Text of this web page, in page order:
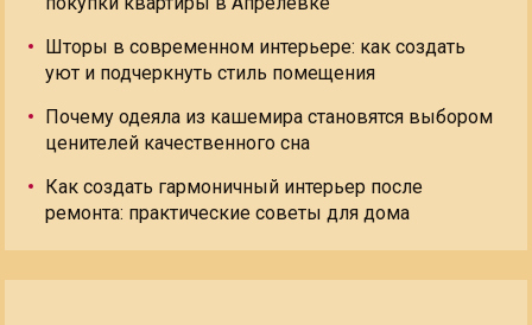
Шторы в современном интерьере: как создать
уют и подчеркнуть стиль помещения
Почему одеяла из кашемира становятся выбором
ценителей качественного сна
Как создать гармоничный интерьер после
ремонта: практические советы для дома